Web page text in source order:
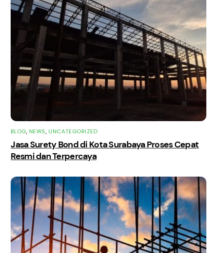
BLOG, NEWS, UNCATEGORIZED
Jasa Surety Bond di Kota Surabaya Proses Cepat
Resmi dan Terpercaya